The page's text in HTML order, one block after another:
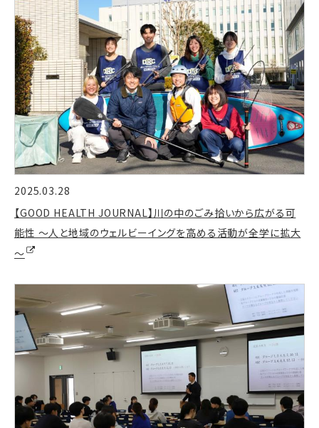
2025.03.28
【GOOD HEALTH JOURNAL】川の中のごみ拾いから広がる可
能性 ～人と地域のウェルビーイングを高める活動が全学に拡大
～